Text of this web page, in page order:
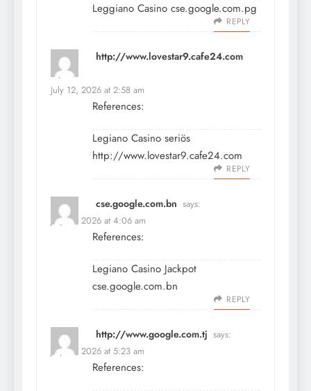
Leggiano Casino cse.google.com.pg
REPLY
http://www.lovestar9.cafe24.com
says:
July 12, 2026 at 2:58 am
References:
Legiano Casino seriös
http://www.lovestar9.cafe24.com
REPLY
cse.google.com.bn says:
July 12, 2026 at 4:06 am
References:
Legiano Casino Jackpot
cse.google.com.bn
REPLY
http://www.google.com.tj says:
July 12, 2026 at 5:23 am
References: